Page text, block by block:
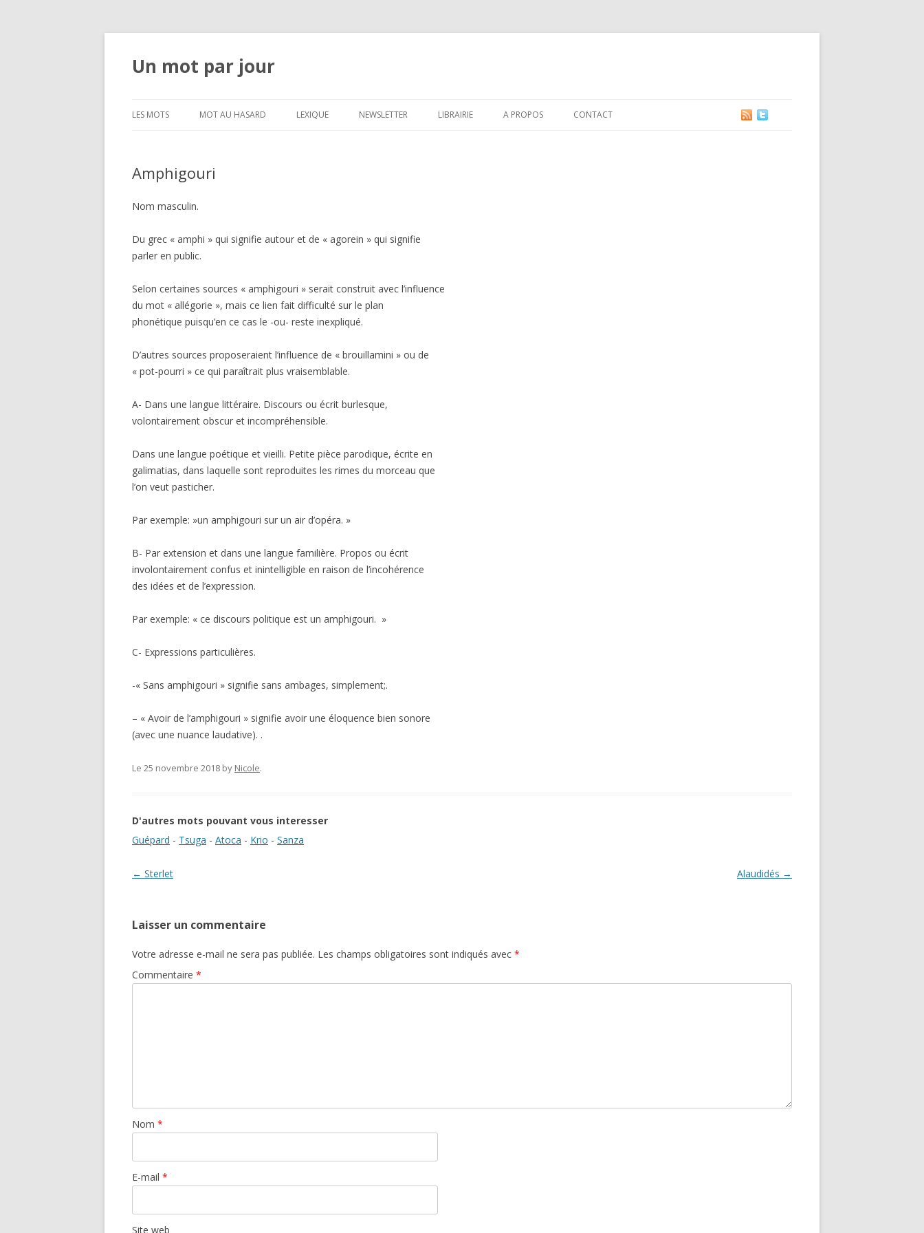
Un mot par jour
LES MOTS MOT AU HASARD LEXIQUE NEWSLETTER LIBRAIRIE A PROPOS CONTACT
Amphigouri
Nom masculin.
Du grec « amphi » qui signifie autour et de « agorein » qui signifie
parler en public.
Selon certaines sources « amphigouri » serait construit avec l’influence
du mot « allégorie », mais ce lien fait difficulté sur le plan
phonétique puisqu’en ce cas le -ou- reste inexpliqué.
D’autres sources proposeraient l’influence de « brouillamini » ou de
« pot-pourri » ce qui paraîtrait plus vraisemblable.
A- Dans une langue littéraire. Discours ou écrit burlesque,
volontairement obscur et incompréhensible.
Dans une langue poétique et vieilli. Petite pièce parodique, écrite en
galimatias, dans laquelle sont reproduites les rimes du morceau que
l’on veut pasticher.
Par exemple: »un amphigouri sur un air d’opéra. »
B- Par extension et dans une langue familière. Propos ou écrit
involontairement confus et inintelligible en raison de l’incohérence
des idées et de l’expression.
Par exemple: « ce discours politique est un amphigouri. »
C- Expressions particulières.
-« Sans amphigouri » signifie sans ambages, simplement;.
– « Avoir de l’amphigouri » signifie avoir une éloquence bien sonore
(avec une nuance laudative). .
Le 25 novembre 2018 by Nicole.
D'autres mots pouvant vous interesser
Guépard - Tsuga - Atoca - Krio - Sanza
Navigation des articles
← Sterlet Alaudidés →
Laisser un commentaire
Votre adresse e-mail ne sera pas publiée. Les champs obligatoires sont indiqués avec *
Commentaire *
Nom *
E-mail *
Site web